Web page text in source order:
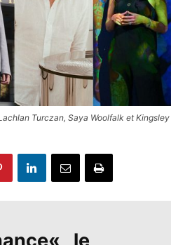
Turczan, Saya Woolfalk et Kingsley
« , le